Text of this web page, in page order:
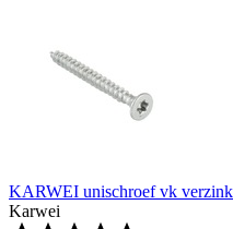
KARWEI unischroef vk
Karwei